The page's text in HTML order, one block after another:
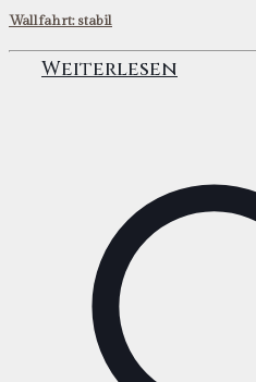
Wallfahrt: stabil
Weiterlesen